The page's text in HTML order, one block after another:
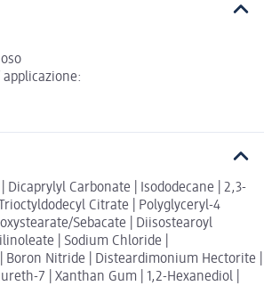
applicazione:
Dicaprylyl Carbonate | Isododecane | 2,3-
Citrate | Polyglyceryl-4
Sebacate | Diisostearoyl
| Sodium Chloride |
Boron Nitride | Disteardimonium Hectorite |
7 | Xanthan Gum | 1,2-Hexanediol |